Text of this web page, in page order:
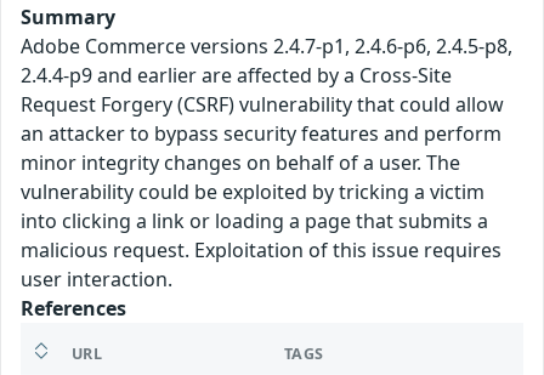
Summary
Adobe Commerce versions 2.4.7-p1, 2.4.6-p6, 2.4.5-p8,
2.4.4-p9 and earlier are affected by a Cross-Site
Request Forgery (CSRF) vulnerability that could allow
an attacker to bypass security features and perform
minor integrity changes on behalf of a user. The
vulnerability could be exploited by tricking a victim
into clicking a link or loading a page that submits a
malicious request. Exploitation of this issue requires
user interaction.
References
URL TAGS